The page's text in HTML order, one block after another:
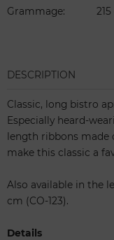
Grammage:
DESCRIPTION
Classic, long bistro
Especially heard-
length ribbons
make this classic a
Also available in the
cm (CO-123).
Details